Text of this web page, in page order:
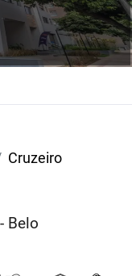
Cruzeiro
Belo